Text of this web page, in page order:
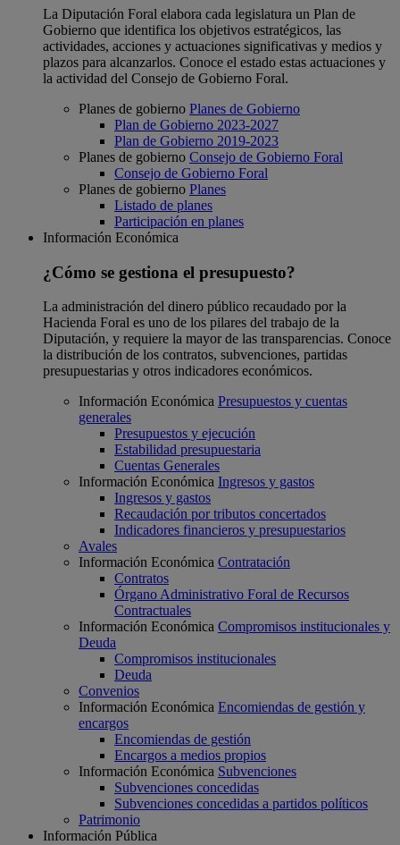
La Diputación Foral elabora cada legislatura un Plan de
Gobierno que identifica los objetivos estratégicos, las
actividades, acciones y actuaciones significativas y medios y
plazos para alcanzarlos. Conoce el estado estas actuaciones y
la actividad del Consejo de Gobierno Foral.
Planes de gobierno Planes de Gobierno
Plan de Gobierno 2023-2027
Plan de Gobierno 2019-2023
Planes de gobierno Consejo de Gobierno Foral
Consejo de Gobierno Foral
Planes de gobierno Planes
Listado de planes
Participación en planes
Información Económica
¿Cómo se gestiona el presupuesto?
La administración del dinero público recaudado por la
Hacienda Foral es uno de los pilares del trabajo de la
Diputación, y requiere la mayor de las transparencias. Conoce
la distribución de los contratos, subvenciones, partidas
presupuestarias y otros indicadores económicos.
Información Económica Presupuestos y cuentas
generales
Presupuestos y ejecución
Estabilidad presupuestaria
Cuentas Generales
Información Económica Ingresos y gastos
Ingresos y gastos
Recaudación por tributos concertados
Indicadores financieros y presupuestarios
Avales
Información Económica Contratación
Contratos
Órgano Administrativo Foral de Recursos
Contractuales
Información Económica Compromisos institucionales y
Deuda
Compromisos institucionales
Deuda
Convenios
Información Económica Encomiendas de gestión y
encargos
Encomiendas de gestión
Encargos a medios propios
Información Económica Subvenciones
Subvenciones concedidas
Subvenciones concedidas a partidos políticos
Patrimonio
Información Pública